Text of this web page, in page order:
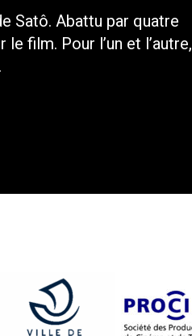
Satô. Abattu par quatre
film. Pour l’un et l’autre,